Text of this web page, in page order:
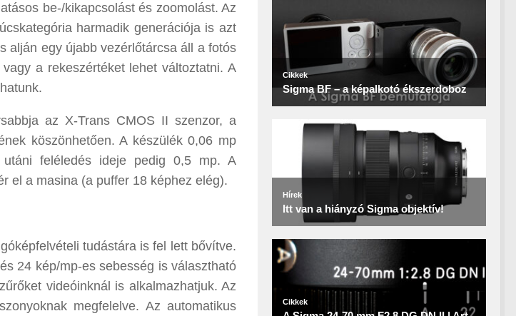
be-/kikapcsolást és zoomolást. Az
harmadik generációja is azt
alján egy újabb vezérlőtárcsa áll a fotós
a rekeszértéket lehet változtatni. A
az X-Trans CMOS II szenzor, a
köszönhetően. A készülék 0,06 mp
feléledés ideje pedig 0,5 mp. A
el a masina (a puffer 18 képhez elég).
tudástára is fel lett bővítve.
24 kép/mp-es sebesség is választható
videóinknál is alkalmazhatjuk. Az
megfelelve. Az automatikus